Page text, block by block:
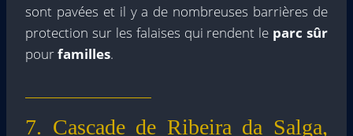
sont pavées et il y a de nombreuses barrières de
protection sur les falaises qui rendent le parc sûr
pourfamilles.
7. Cascade de Ribeira da Salga,